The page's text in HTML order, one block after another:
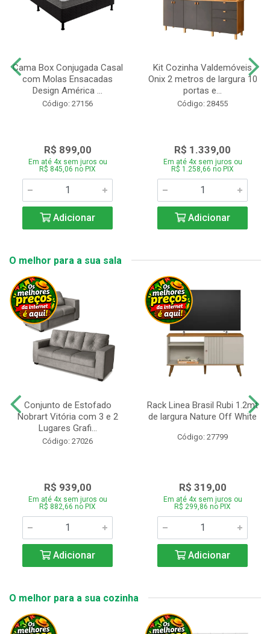
Cama Box Conjugada Casal
com Molas Ensacadas
Design América ...
Código: 27156
R$ 899,00
Em até 4x sem juros ou
R$ 845,06 no PIX
Adicionar
Kit Cozinha Valdemóveis
Onix 2 metros de largura 10
portas e...
Código: 28455
R$ 1.339,00
Em até 4x sem juros ou
R$ 1.258,66 no PIX
Adicionar
O melhor para a sua sala
Conjunto de Estofado
Nobrart Vitória com 3 e 2
Lugares Grafi...
Código: 27026
R$ 939,00
Em até 4x sem juros ou
R$ 882,66 no PIX
Adicionar
Rack Linea Brasil Rubi 1.2mt
de largura Nature Off White
Código: 27799
R$ 319,00
Em até 4x sem juros ou
R$ 299,86 no PIX
Adicionar
O melhor para a sua cozinha